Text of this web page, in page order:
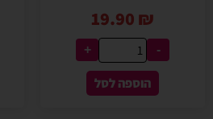
19.90 ₪
-
+
הוספה לסל